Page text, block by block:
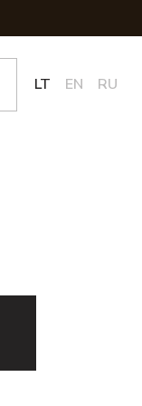
LT EN RU